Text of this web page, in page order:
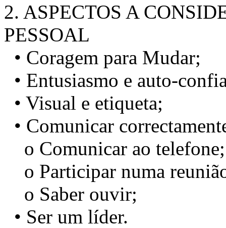
2. ASPECTOS A
PESSOAL
• Coragem para Mudar;
• Entusiasmo e auto-
• Visual e etiqueta;
• Comunicar
o Comunicar ao telefone;
o Participar numa
o Saber ouvir;
• Ser um líder.